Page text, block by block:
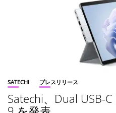
SATECHI プレスリリース
Satechi、Dual USB-